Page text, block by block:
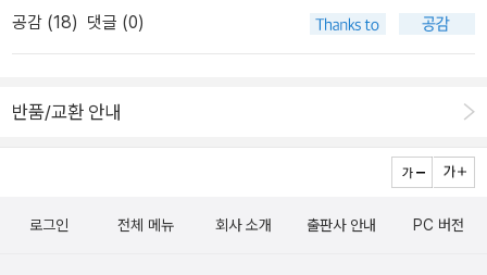
공감 (18) 댓글 (0)
반품/교환 안내
로그인 전체 메뉴 회사 소개 출판사 안내 PC 버전